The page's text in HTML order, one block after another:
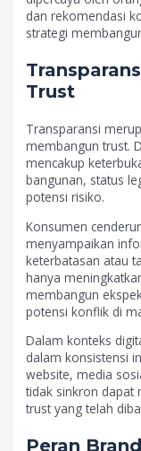
dan rekomendasi
strategi
Trust
Transparansi
membangun trust.
mencakup
bangunan, status
potensi risiko.
Konsumen
menyampaikan
keterbatasan atau
hanya
membangun
potensi konflik di
Dalam konteks
dalam konsistensi
website, media
tidak sinkron dapat
trust yang telah
Peran